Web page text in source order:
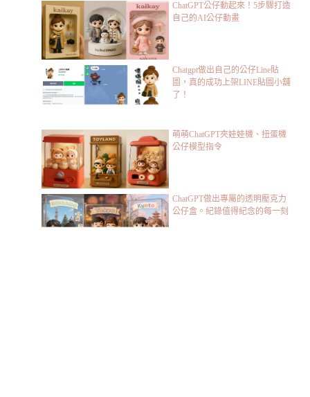
ChatGPT公仔動起來！5步驟打造
自己的AI公仔動畫
Chatgpt做出自己的公仔Line貼
圖，真的成功上架LINE貼圖小舖
了！
萌萌ChatGPT夾娃娃機、扭蛋機
公仔模型指令
ChatGPT做出專屬的透明壓克力
公仔盒。紀錄值得紀念的每一刻